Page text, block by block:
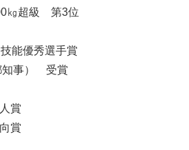
㎏超級 第3位
能優秀選手賞
知事） 受賞
賞
賞